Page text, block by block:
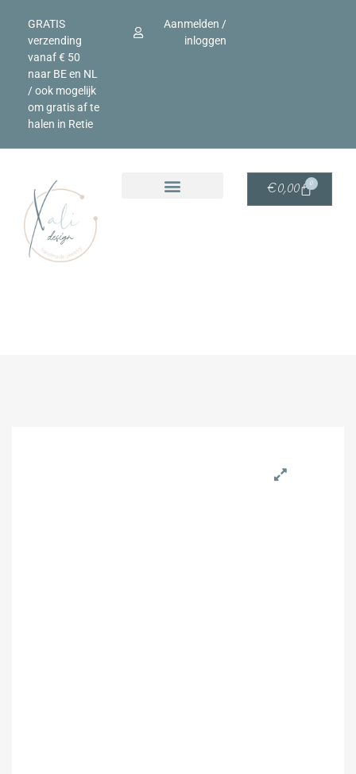
GRATIS
verzending
vanaf € 50
naar BE en NL
/ ook mogelijk
om gratis af te
halen in Retie
Aanmelden /
inloggen
€0,00 0